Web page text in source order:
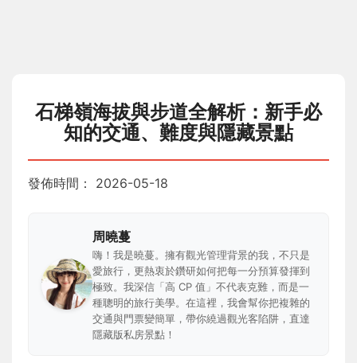
石梯嶺海拔與步道全解析：新手必
知的交通、難度與隱藏景點
發佈時間： 2026-05-18
周曉蔓
嗨！我是曉蔓。擁有觀光管理背景的我，不只是
愛旅行，更熱衷於鑽研如何把每一分預算發揮到
極致。我深信「高 CP 值」不代表克難，而是一
種聰明的旅行美學。在這裡，我會幫你把複雜的
交通與門票變簡單，帶你繞過觀光客陷阱，直達
隱藏版私房景點！